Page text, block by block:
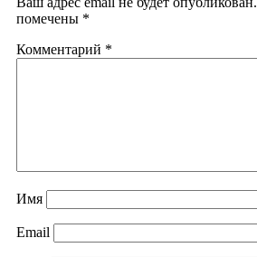
помечены *
Комментарий *
Имя
Email